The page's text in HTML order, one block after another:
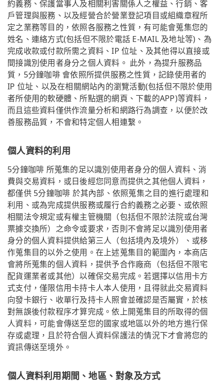
約義務、保護當事人及相關利害關係人之權益、行銷、客
戶管理與服務、以及經營合於營業登記項目或組織章程所
定之業務等目的，依照各服務之性質，有可能會蒐集您的
姓名、連絡方式(包括但不限於電話 E-MAIL 及地址等)、為
完成收款或付款所需之資料、IP 位址、及其他得以直接或
間接識別使用者身分之個人資料。 此外，為提升服務品
質，5分鐘咖啡 會依照所提供服務之性質，記錄使用者的
IP 位址、以及在相關網站內的瀏覽活動(包括但不限於使用
者所使用的軟硬體、所點選的網頁、下載的APP)等資料，
而且這些資料僅供作流量分析和網路行為調查，以便於改
善服務品質，不會和特定個人相連繫。
個人資料的利用
5分鐘咖啡 所蒐集的足以識別使用者身分的個人資料、消
費與交易資料，或日後經您同意而提供之其他個人資料，
都僅供 5分鐘咖啡 於其內部、依照蒐集之目的進行處理和
利用、或為完成提供服務或履行合約義務之必要、或依照
相關法令規定或有權主管機關（包括但不限於法院或台灣
票據交換所）之命令或要求，否則不會將足以識別使用者
身分的個人資料提供給第三人（包括境內及境外）、或移
作蒐集目的以外之使用。在上述蒐集目的範圍內，本商店
會將所蒐集的個人資料，提供予合作廠商（包括但不限宅
配貨運業者或其他）以確保交易完成。若選擇以信用卡方
式支付，僅限信用卡持卡人本人使用，且得就此交易資料
向發卡銀行、收單行及持卡人照會並確認是否屬實，於核
對無誤後付款程序才算完成。依上開蒐集目的所取得的個
人資料，可能會傳送至您的國家或地區以外的地方進行保
存或處理，且於符合個人資料保護法的情況下才會將您的
資訊傳送至境外。
個人資料利用期間、地區、對象及方式